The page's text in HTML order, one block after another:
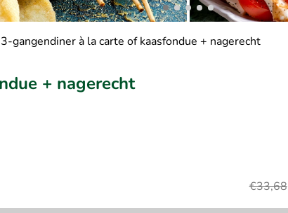
3-gangendiner à la carte of kaasfondue + nagerecht
+ nagerecht
€33,68